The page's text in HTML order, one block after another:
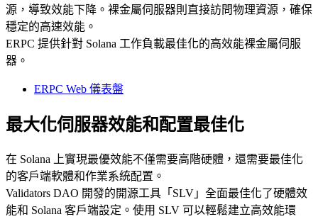
源，導致效能下降。裸金屬伺服器則直接訪問物理資源，確保
穩定的高速效能。
ERPC 提供針對 Solana 工作負載最佳化的高效能裸金屬伺服
器。
ERPC Web 儀表盤
最大化伺服器效能和配置最佳化
在 Solana 上實現最優效能不僅需要高階硬體，還需要最佳化
的客戶端軟體和作業系統配置。
Validators DAO 開發的開源工具「SLV」全面最佳化了硬體效
能和 Solana 客戶端設定。使用 SLV 可以輕鬆建立高效能環